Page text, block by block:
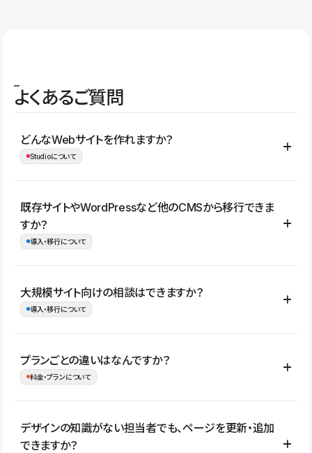
よくあるご質問
どんなWebサイトを作れますか？
Studioについて
コーポレートサイト、サービスサイト、LP、採用サイト、ブロ
グ・メディア、イベントサイト、店舗・商品紹介サイト、ポートフ
ォリオなど幅広く制作できます。
既存サイトやWordPressなど他のCMSから移行できま
すか？
導入・移行について
はい。既存サイトの構成やコンテンツ、URLを整理したうえで、
Studio上に再構築する形で移行できます。 WordPressの場合は、
イト全体のデザインや設定がそのまま移行されるわけではないた
め、移行後にページ構成やデザイン、CMS設計、URL・リダイレク
大規模サイト向けの相談はできますか？
導入・移行について
はい。アクセス規模が大きいサイトや、複数部門での運用、権限管
理、セキュリティ確認、既存システムとの連携など、個別の要件が
ない段階でも、お問い合わせください。
お問合せはこちら
プランごとの違いはなんですか？
料金・プランについて
公開ページ数、バージョン履歴の期間、CMS利用数の上限、権限
管理の有無などがプランごとに異なります。詳しくは料金プランペ
デザインの知識がない担当者でも、ページを更新・追加
できますか？